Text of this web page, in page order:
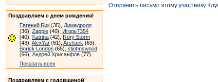
Поздравляем с днем рождения!
Евгений Бик (35), Димедролл
(36), Zapple (40), Игорь7354
(40), Katrina (42), Rory Storm
(43), AlexYar (61), Arshack (63),
Borick London (65), stjohnswood
(66), Андрей Хрисанфов (77)
Показать всех
Поздравляем с годовщиной
Отправить письмо этому участнику